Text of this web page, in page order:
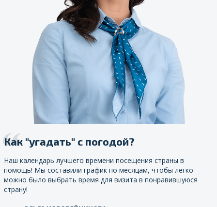
Как "угадать" с погодой?
Наш календарь лучшего времени посещения страны в
помощь! Мы составили график по месяцам, чтобы легко
можно было выбрать время для визита в понравившуюся
страну!